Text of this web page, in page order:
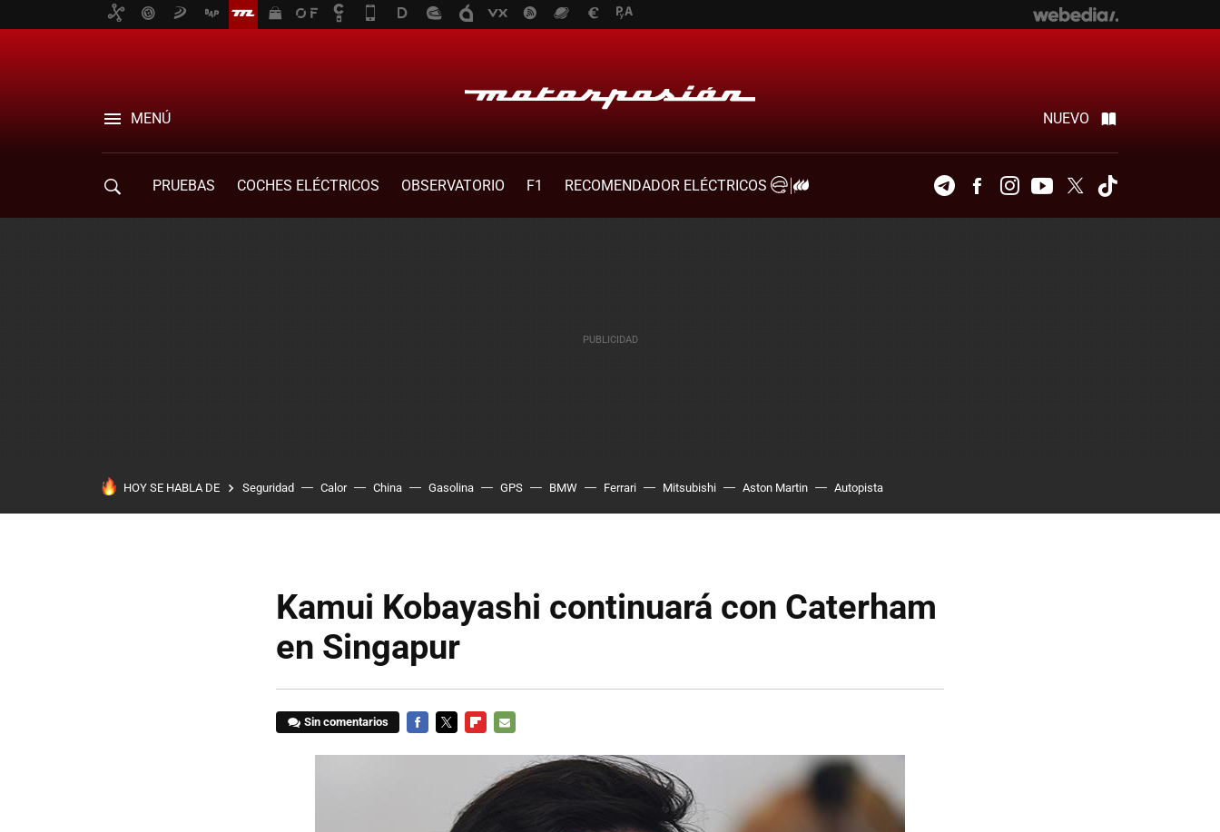
MENÚ NUEVO
PRUEBAS COCHES ELÉCTRICOS OBSERVATORIO F1
RECOMENDADOR ELÉCTRICOS
TelegramFacebookInstagramYoutubeTwitter
HOY SE HABLA DE Seguridad Calor China Gasolina GPS BMW Ferrari Mitsubishi Aston Martin Autopista
Kamui Kobayashi continuará con Caterham
en Singapur
Sin comentarios
MAIL